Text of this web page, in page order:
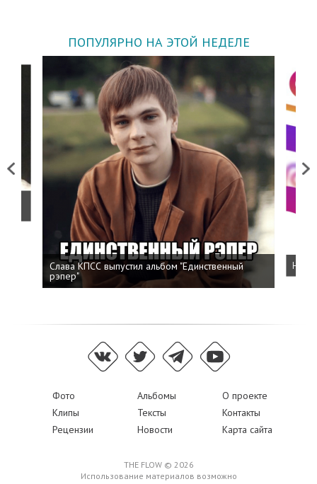
ПОПУЛЯРНО НА ЭТОЙ НЕДЕЛЕ
Previous
Слава КПСС выпустил альбом "Единственный
рэпер"
Next
Фото Альбомы
О проекте
Клипы
Тексты
Контакты
Рецензии
Новости Карта сайта
THE FLOW © 2026
Использование материалов возможно